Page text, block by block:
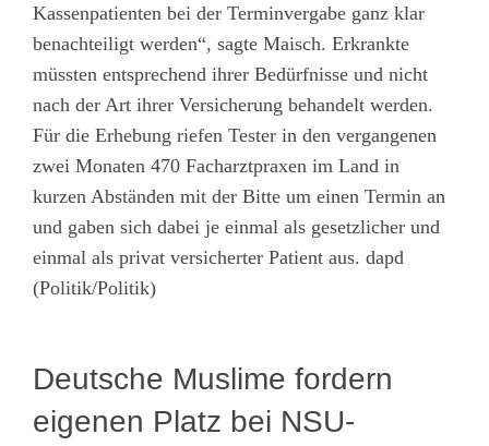
Kassenpatienten bei der Terminvergabe ganz klar
benachteiligt werden“, sagte Maisch. Erkrankte
müssten entsprechend ihrer Bedürfnisse und nicht
nach der Art ihrer Versicherung behandelt werden.
Für die Erhebung riefen Tester in den vergangenen
zwei Monaten 470 Facharztpraxen im Land in
kurzen Abständen mit der Bitte um einen Termin an
und gaben sich dabei je einmal als gesetzlicher und
einmal als privat versicherter Patient aus. dapd
(Politik/Politik)
Deutsche Muslime fordern
eigenen Platz bei NSU-